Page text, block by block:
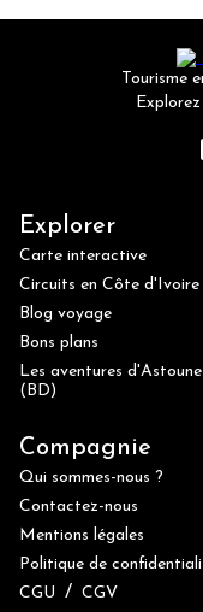
Tourisme
Explorer
Carte interactive
Circuits en Côte d'Ivoire
Blog voyage
Bons plans
Les aventures
(BD)
Compagnie
Qui sommes-nous ?
Contactez-nous
Mentions légales
Politique de
CGU / CGV